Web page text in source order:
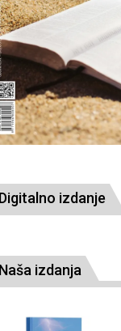
Digitalno izdanje
Naša izdanja